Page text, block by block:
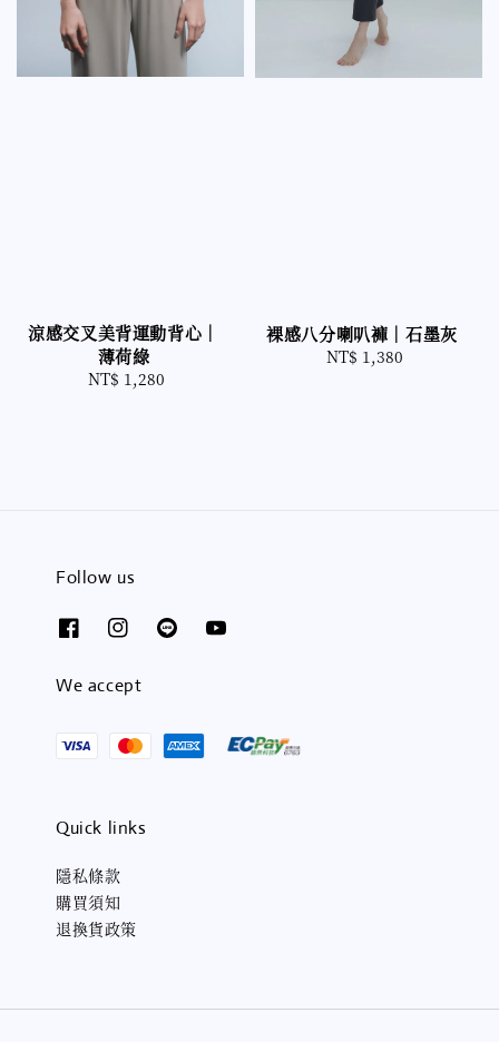
涼感交叉美背運動背心｜
薄荷綠
Regular
NT$ 1,280
裸感八分喇叭褲｜石墨灰
Regular
NT$ 1,380
Follow us
We accept
Quick links
隱私條款
購買須知
退換貨政策